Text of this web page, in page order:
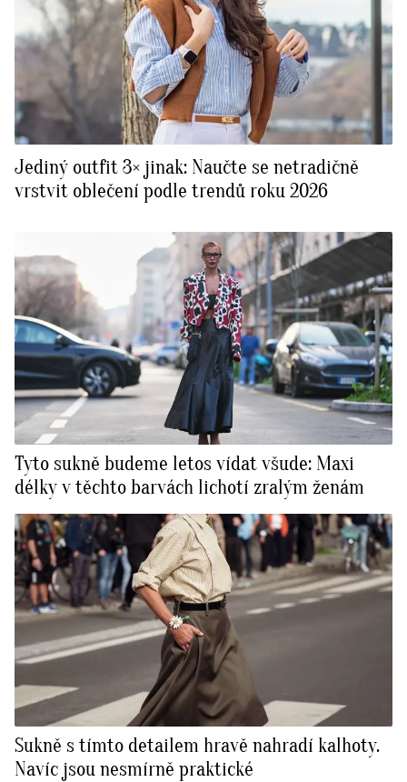
Jediný outfit 3× jinak: Naučte se netradičně
vrstvit oblečení podle trendů roku 2026
Tyto sukně budeme letos vídat všude: Maxi
délky v těchto barvách lichotí zralým ženám
Sukně s tímto detailem hravě nahradí kalhoty.
Navíc jsou nesmírně praktické